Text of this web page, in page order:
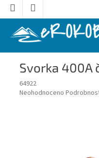
Přejít
Svorka 400A
64922
Průměrné
Neohodnoceno